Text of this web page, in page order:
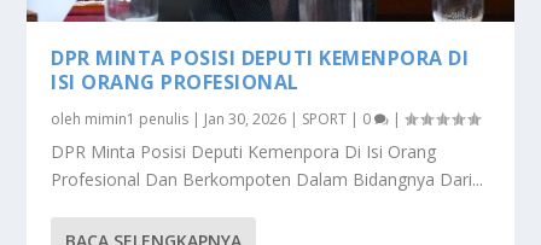
DPR MINTA POSISI DEPUTI KEMENPORA DI
ISI ORANG PROFESIONAL
oleh mimin1 penulis | Jan 30, 2026 | SPORT | 0 |
DPR Minta Posisi Deputi Kemenpora Di Isi Orang
Profesional Dan Berkompoten Dalam Bidangnya Dari...